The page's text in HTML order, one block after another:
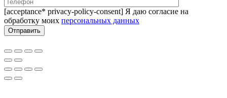
[acceptance* privacy-policy-consent] Я даю согласие на
обработку моих персональных данных